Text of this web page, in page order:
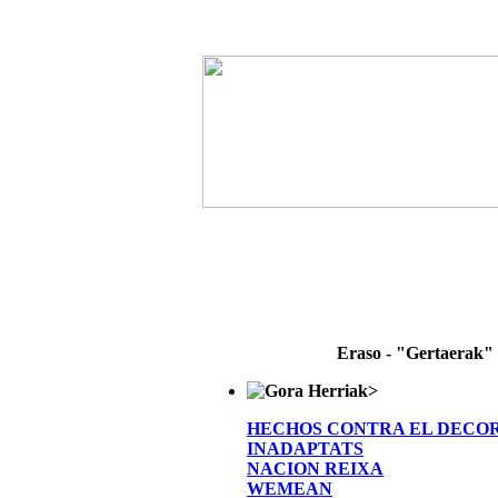
Eraso - "Gertaerak"
>
HECHOS CONTRA EL
INADAPTATS
NACION REIXA
WEMEAN